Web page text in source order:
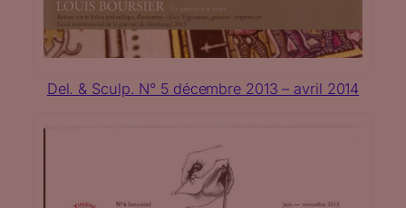
Del. & Sculp. N° 5 décembre 2013 – avril 2014